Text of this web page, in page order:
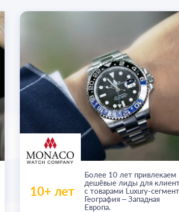
10+ лет
Более 10 лет привлекаем
дешёвые лиды для
с товарами Luxury-
География – Западная
Европа.